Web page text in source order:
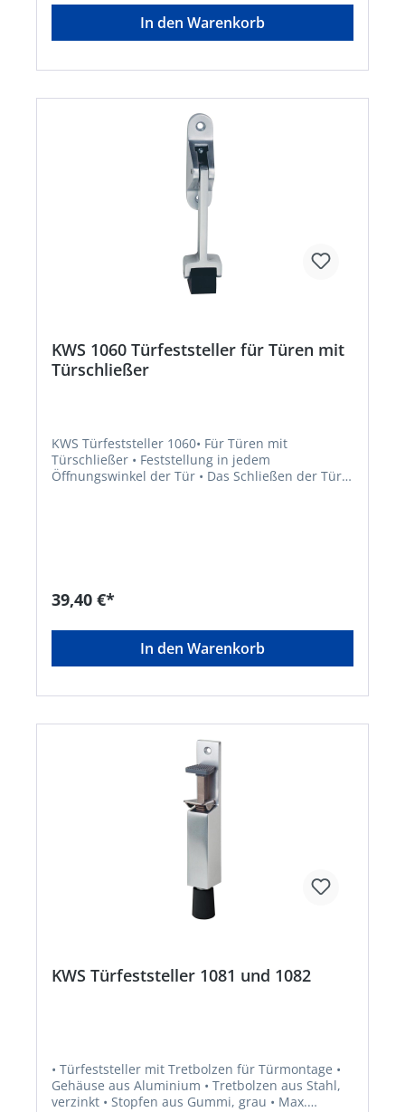
In den Warenkorb
KWS 1060 Türfeststeller für Türen mit
Türschließer
KWS Türfeststeller 1060• Für Türen mit
Türschließer • Feststellung in jedem
Öffnungswinkel der Tür • Das Schließen der Tür
39,40 €*
In den Warenkorb
KWS Türfeststeller 1081 und 1082
• Türfeststeller mit Tretbolzen für Türmontage •
Gehäuse aus Aluminium • Tretbolzen aus Stahl,
verzinkt • Stopfen aus Gummi, grau • Max.